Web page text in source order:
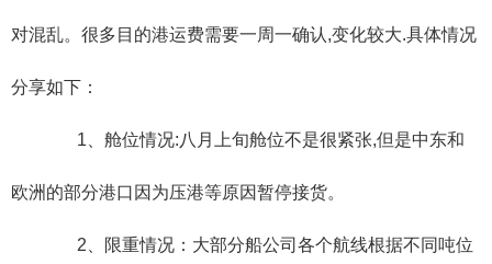
对混乱。很多目的港运费需要一周一确认,变化较大.具体情况
分享如下：
1、舱位情况:八月上旬舱位不是很紧张,但是中东和
欧洲的部分港口因为压港等原因暂停接货。
2、限重情况：大部分船公司各个航线根据不同吨位